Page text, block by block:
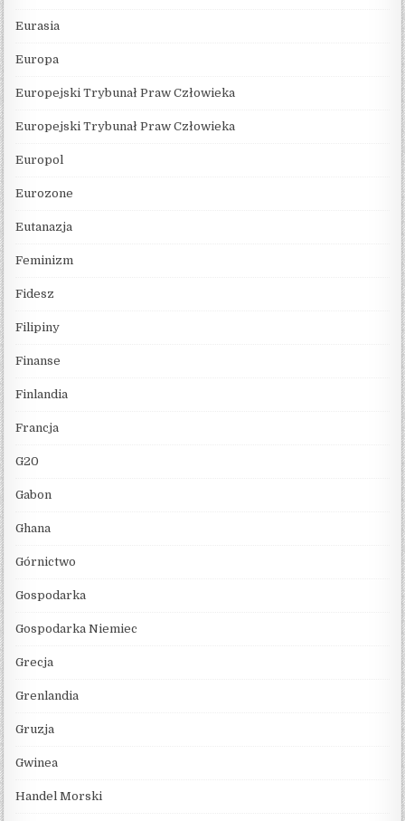
Eurasia
Europa
Europejski Trybunał Praw Człowieka
Europejski Trybunał Praw Człowieka
Europol
Eurozone
Eutanazja
Feminizm
Fidesz
Filipiny
Finanse
Finlandia
Francja
G20
Gabon
Ghana
Górnictwo
Gospodarka
Gospodarka Niemiec
Grecja
Grenlandia
Gruzja
Gwinea
Handel Morski